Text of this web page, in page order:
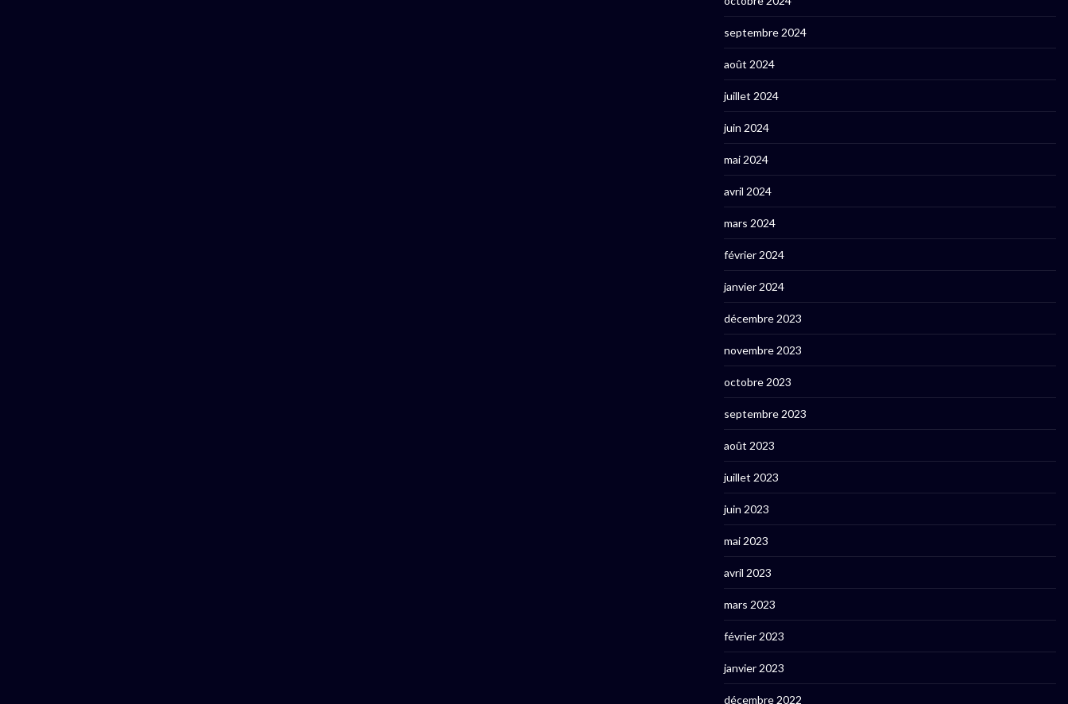
septembre 2024
août 2024
juillet 2024
juin 2024
mai 2024
avril 2024
mars 2024
février 2024
janvier 2024
décembre 2023
novembre 2023
octobre 2023
septembre 2023
août 2023
juillet 2023
juin 2023
mai 2023
avril 2023
mars 2023
février 2023
janvier 2023
décembre 2022